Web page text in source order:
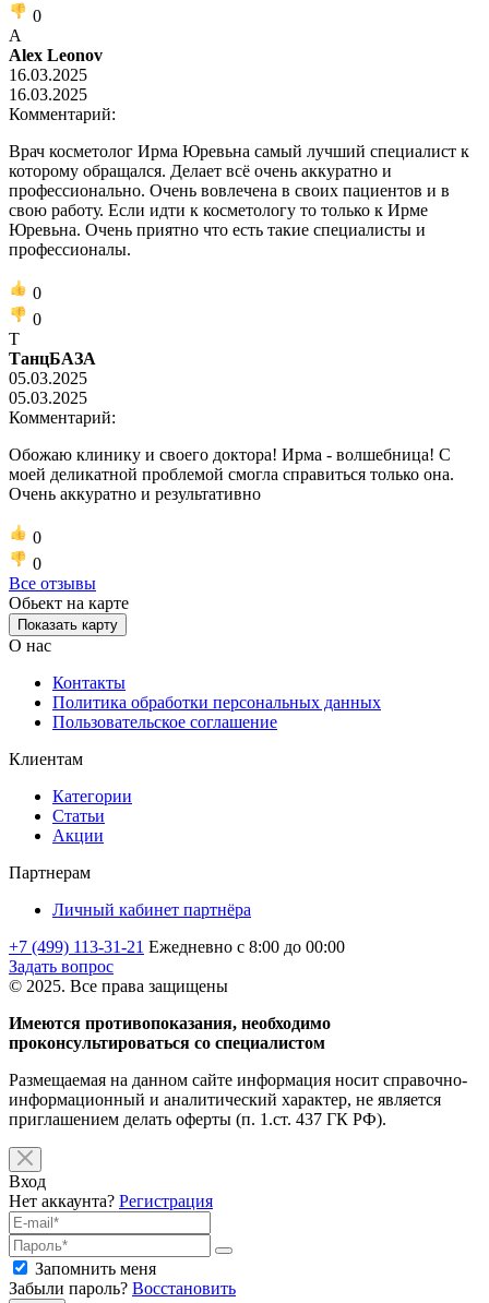
0
A
Alex Leonov
16.03.2025
16.03.2025
Комментарий:
Врач косметолог Ирма Юревьна самый лучший специалист к
которому обращался. Делает всё очень аккуратно и
профессионально. Очень вовлечена в своих пациентов и в
свою работу. Если идти к косметологу то только к Ирме
Юревьна. Очень приятно что есть такие специалисты и
профессионалы.
0
0
Т
ТанцБАЗА
05.03.2025
05.03.2025
Комментарий:
Обожаю клинику и своего доктора! Ирма - волшебница! С
моей деликатной проблемой смогла справиться только она.
Очень аккуратно и результативно
0
0
Все отзывы
Обьект на карте
Показать карту
О нас
Контакты
Политика обработки персональных данных
Пользовательское соглашение
Клиентам
Категории
Статьи
Акции
Партнерам
Личный кабинет партнёра
+7 (499) 113-31-21 Ежедневно с 8:00 до 00:00
Задать вопрос
© 2025. Все права защищены
Имеются противопоказания, необходимо
проконсультироваться со специалистом
Размещаемая на данном сайте информация носит справочно-
информационный и аналитический характер, не является
приглашением делать оферты (п. 1.ст. 437 ГК РФ).
Вход
Нет аккаунта? Регистрация
Запомнить меня
Забыли пароль? Восстановить